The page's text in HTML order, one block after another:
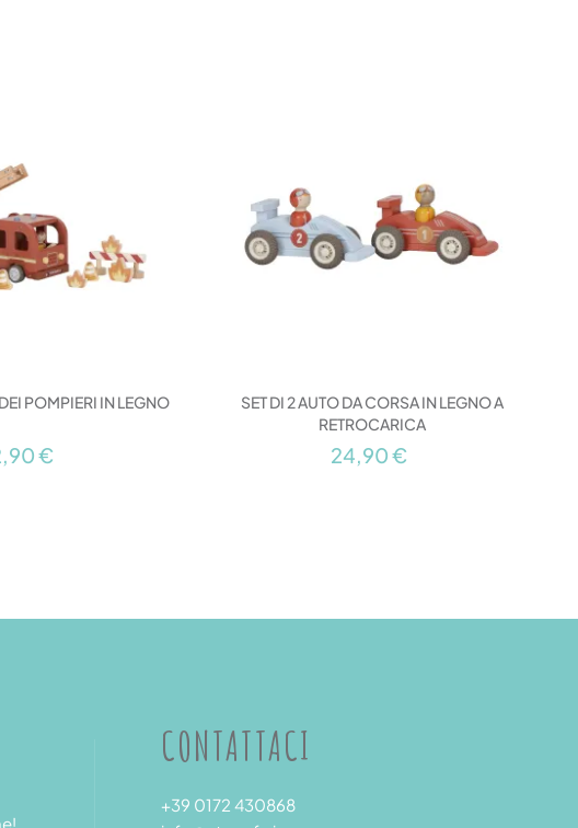
POMPIERI IN LEGNO
€
SET DI 2 AUTO DA CORSA IN LEGNO A
RETROCARICA
24,90 €
CONTATTACI
+39 0172 430868